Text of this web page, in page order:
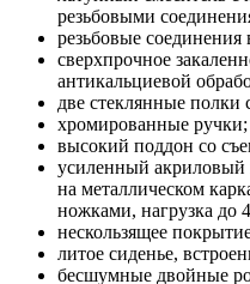
резьбовыми
резьбовые соединения
сверхпрочное
антикальциевой
две стеклянные полки
хромированные ручки;
высокий поддон со
усиленный
на металлическом
ножками, нагрузка до
нескользящее
литое сиденье,
бесшумные двойные